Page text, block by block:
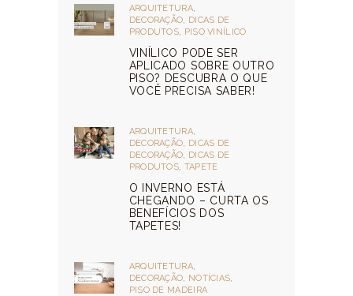
ARQUITETURA,
DECORAÇÃO, DICAS DE
PRODUTOS, PISO VINÍLICO
VINÍLICO PODE SER
APLICADO SOBRE OUTRO
PISO? DESCUBRA O QUE
VOCÊ PRECISA SABER!
ARQUITETURA,
DECORAÇÃO, DICAS DE
DECORAÇÃO, DICAS DE
PRODUTOS, TAPETE
O INVERNO ESTÁ
CHEGANDO – CURTA OS
BENEFÍCIOS DOS
TAPETES!
ARQUITETURA,
DECORAÇÃO, NOTÍCIAS,
PISO DE MADEIRA